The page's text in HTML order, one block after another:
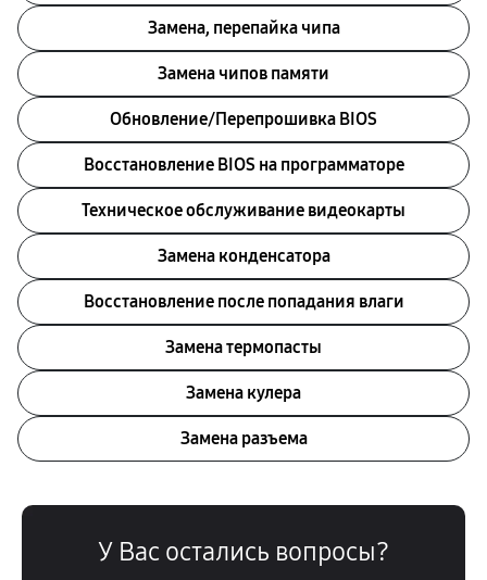
Замена, перепайка чипа
Замена чипов памяти
Обновление/Перепрошивка BIOS
Восстановление BIOS на программаторе
Техническое обслуживание видеокарты
Замена конденсатора
Восстановление после попадания влаги
Замена термопасты
Замена кулера
Замена разъема
У Вас остались вопросы?